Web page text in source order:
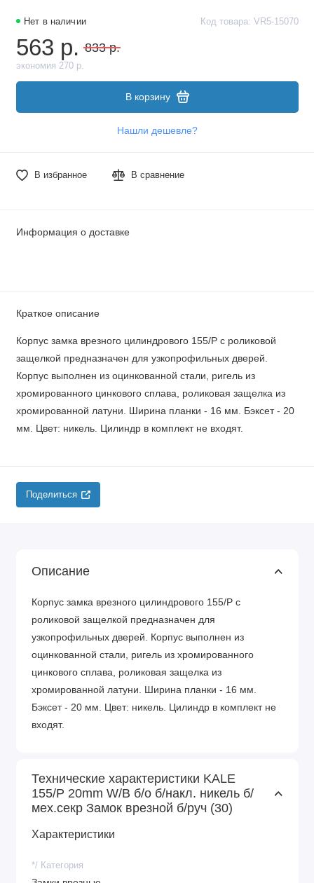
Нет в наличии Код товара: VR5-15070
563 р. 833 р.
экономия 270 р.
В корзину
Нашли дешевле?
В избранное В сравнение
Информация о доставке
Краткое описание
Корпус замка врезного цилиндрового 155/P с роликовой
защелкой предназначен для узкопрофильных дверей.
Корпус выполнен из оцинкованной стали, ригель из
хромированного цинкового сплава, роликовая защелка из
хромированной латуни. Ширина планки - 16 мм. Бэксет - 20
мм. Цвет: никель. Цилиндр в комплект не входят.
Поделиться
Описание
Корпус замка врезного цилиндрового 155/P с
роликовой защелкой предназначен для
узкопрофильных дверей. Корпус выполнен из
оцинкованной стали, ригель из хромированного
цинкового сплава, роликовая защелка из
хромированной латуни. Ширина планки - 16 мм.
Бэксет - 20 мм. Цвет: никель. Цилиндр в комплект не
входят.
Технические характеристики KALE
155/P 20mm W/B б/о б/накл. никель б/
мех.секр Замок врезной б/руч (30)
Характеристики
*/ Категория